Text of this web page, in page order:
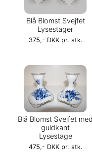
Blå Blomst Svejfet
Lysestager
375,- DKK pr. stk.
Blå Blomst Svejfet med
guldkant
Lysestage
475,- DKK pr. stk.